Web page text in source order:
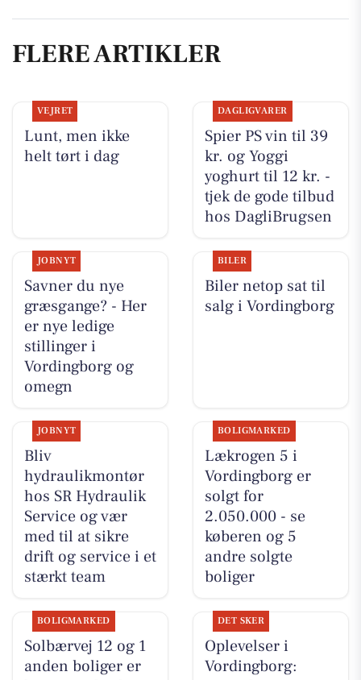
FLERE ARTIKLER
VEJRET
Lunt, men ikke
helt tørt i dag
DAGLIGVARER
Spier PS vin til 39
kr. og Yoggi
yoghurt til 12 kr. -
tjek de gode tilbud
hos DagliBrugsen
JOBNYT
Savner du nye
græsgange? - Her
er nye ledige
stillinger i
Vordingborg og
omegn
BILER
Biler netop sat til
salg i Vordingborg
JOBNYT
Bliv
hydraulikmontør
hos SR Hydraulik
Service og vær
med til at sikre
drift og service i et
stærkt team
BOLIGMARKED
Lækrogen 5 i
Vordingborg er
solgt for
2.050.000 - se
køberen og 5
andre solgte
boliger
BOLIGMARKED
Solbærvej 12 og 1
anden boliger er
DET SKER
Oplevelser i
Vordingborg: